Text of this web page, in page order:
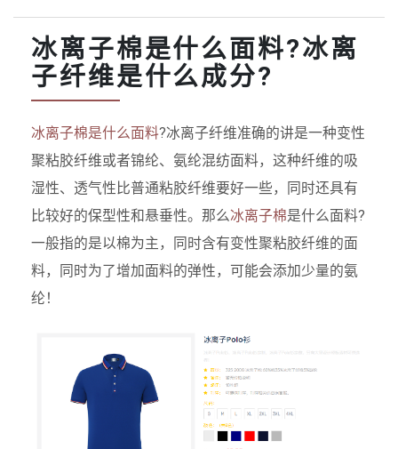
冰离子棉是什么面料?冰离
子纤维是什么成分?
冰离子棉是什么面料?冰离子纤维准确的讲是一种变性
聚粘胶纤维或者锦纶、氨纶混纺面料，这种纤维的吸
湿性、透气性比普通粘胶纤维要好一些，同时还具有
比较好的保型性和悬垂性。那么冰离子棉是什么面料?
一般指的是以棉为主，同时含有变性聚粘胶纤维的面
料，同时为了增加面料的弹性，可能会添加少量的氨
纶！